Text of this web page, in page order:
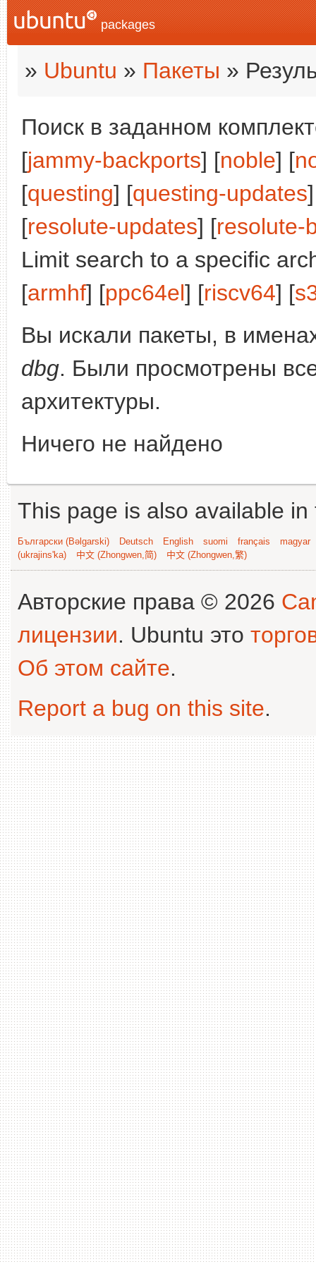
packages
» Ubuntu » Пакеты »
Поиск в заданном
[jammy-backports] [noble] [
[questing] [questing-updates
[resolute-updates] [resolute-
Limit search to a specific
[armhf] [ppc64el] [riscv64] [
Вы искали пакеты, в
dbg. Были просмотрены
архитектуры.
Ничего не найдено
This page is also available
Български (Bəlgarski) Deutsch English suomi français
magyar
(ukrajins'ka)
中文 (Zhongwen,简) 中文 (Zhongwen,繁)
Авторские права © 2026
лицензии. Ubuntu это
Об этом сайте.
Report a bug on this site.